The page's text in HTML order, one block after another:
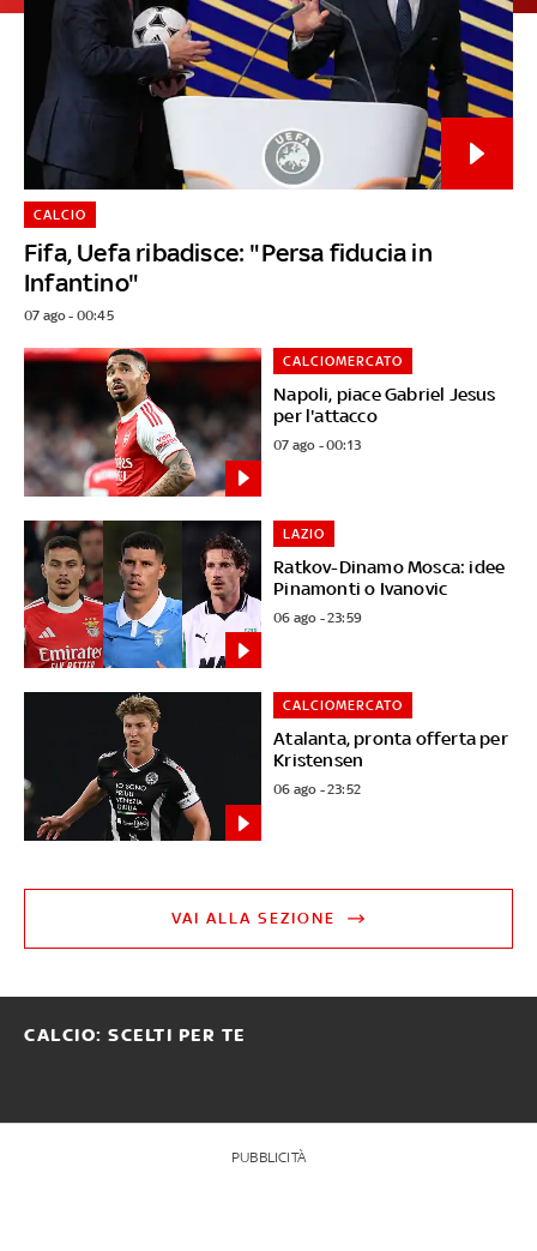
Fifa, Uefa ribadisce: "Persa fiducia in
Infantino"
CALCIO
07 ago - 00:45
Napoli, piace Gabriel Jesus
per l'attacco
CALCIOMERCATO
07 ago - 00:13
Ratkov-Dinamo Mosca: idee
Pinamonti o Ivanovic
LAZIO
06 ago - 23:59
Atalanta, pronta offerta per
Kristensen
CALCIOMERCATO
06 ago - 23:52
VAI ALLA SEZIONE
CALCIO: SCELTI PER TE
PUBBLICITÀ